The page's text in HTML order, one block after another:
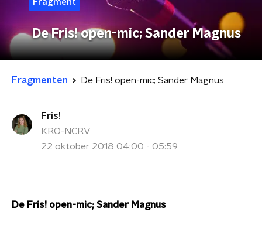
Fragment
De Fris! open-mic; Sander Magnus
Fragmenten De Fris! open-mic; Sander Magnus
Fris!
KRO-NCRV
22 oktober 2018 04:00 - 05:59
De Fris! open-mic; Sander Magnus